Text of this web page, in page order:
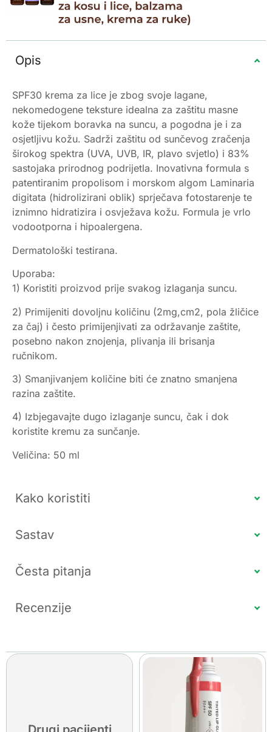
Opis
SPF30 krema za lice je zbog svoje lagane,
nekomedogene teksture idealna za zaštitu masne
kože tijekom boravka na suncu, a pogodna je i za
osjetljivu kožu. Sadrži zaštitu od sunčevog zračenja
širokog spektra (UVA, UVB, IR, plavo svjetlo) i 83%
sastojaka prirodnog podrijetla. Inovativna formula s
patentiranim propolisom i morskom algom Laminaria
digitata (hidrolizirani oblik) sprječava fotostarenje te
iznimno hidratizira i osvježava kožu. Formula je vrlo
vodootporna i hipoalergena.
Dermatološki testirana.
Uporaba:
1) Koristiti proizvod prije svakog izlaganja suncu.
2) Primijeniti dovoljnu količinu (2mg,cm2, pola žličice
za čaj) i često primijenjivati za održavanje zaštite,
posebno nakon znojenja, plivanja ili brisanja
ručnikom.
3) Smanjivanjem količine biti će znatno smanjena
razina zaštite.
4) Izbjegavajte dugo izlaganje suncu, čak i dok
koristite kremu za sunčanje.
Veličina: 50 ml
Kako koristiti
Sastav
Česta pitanja
Recenzije